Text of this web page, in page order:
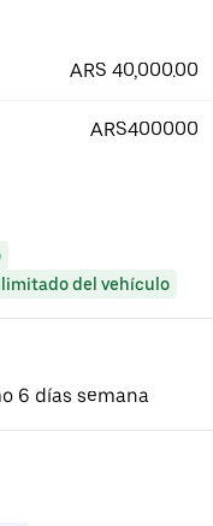
ARS 40,000.00
ARS400000
del vehículo
6 días semana